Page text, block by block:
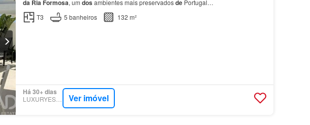
da Ria Formosa, um dos ambientes mais preservadosdePortugal…
T3
5 banheiros 132 m²
Há 30+ dias
LUXURYESTATE Ver imóvel